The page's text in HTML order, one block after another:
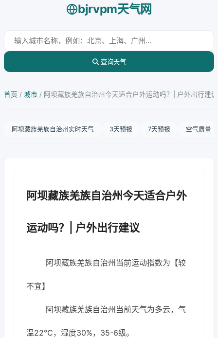
bjrvpm天气网
查询天气
首页 / 城市 / 阿坝藏族羌族自治州今天适合户外运动吗？| 户外出行建议
阿坝藏族羌族自治州实时天气 3天预报 7天预报 空气质量
阿坝藏族羌族自治州今天适合户外
运动吗？| 户外出行建议
阿坝藏族羌族自治州当前运动指数为【较
不宜】
阿坝藏族羌族自治州当前天气为多云，气
温22℃，湿度30%，35-6级。